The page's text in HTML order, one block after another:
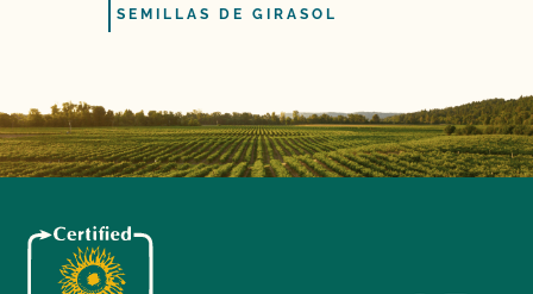
SEMILLAS DE GIRASOL